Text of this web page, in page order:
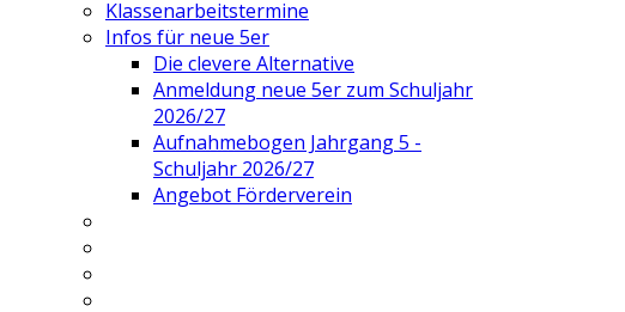
Klassenarbeitstermine
Infos für neue 5er
Die clevere Alternative
Anmeldung neue 5er zum Schuljahr
2026/27
Aufnahmebogen Jahrgang 5 -
Schuljahr 2026/27
Angebot Förderverein